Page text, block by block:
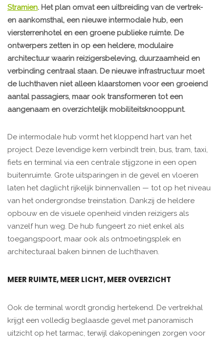
Stramien. Het plan omvat een uitbreiding van de vertrek-
en aankomsthal, een nieuwe intermodale hub, een
viersterrenhotel en een groene publieke ruimte. De
ontwerpers zetten in op een heldere, modulaire
architectuur waarin reizigersbeleving, duurzaamheid en
verbinding centraal staan. De nieuwe infrastructuur moet
de luchthaven niet alleen klaarstomen voor een groeiend
aantal passagiers, maar ook transformeren tot een
aangenaam en overzichtelijk mobiliteitsknooppunt.
De intermodale hub vormt het kloppend hart van het
project. Deze levendige kern verbindt trein, bus, tram, taxi,
fiets en terminal via een centrale stijgzone in een open
buitenruimte. Grote uitsparingen in de gevel en vloeren
laten het daglicht rijkelijk binnenvallen — tot op het niveau
van het ondergrondse treinstation. Dankzij de heldere
opbouw en de visuele openheid vinden reizigers als
vanzelf hun weg. De hub fungeert zo niet enkel als
toegangspoort, maar ook als ontmoetingsplek en
architecturaal baken binnen de luchthaven.
MEER RUIMTE, MEER LICHT, MEER OVERZICHT
Ook de terminal wordt grondig hertekend. De vertrekhal
krijgt een volledig beglaasde gevel met panoramisch
uitzicht op het tarmac, terwijl dakopeningen zorgen voor